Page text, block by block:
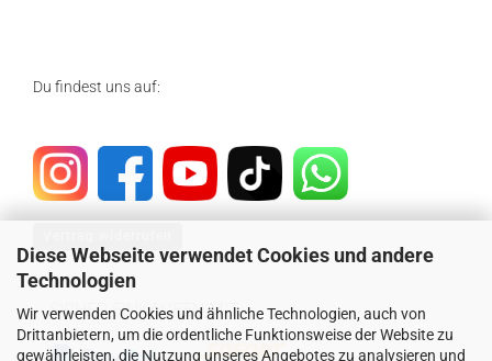
Diese Webseite verwendet Cookies und andere
Technologien
Wir verwenden Cookies und ähnliche Technologien, auch von
Drittanbietern, um die ordentliche Funktionsweise der Website zu
gewährleisten, die Nutzung unseres Angebotes zu analysieren und
Du findest uns auf:
SICHER EINKAUFEN MIT